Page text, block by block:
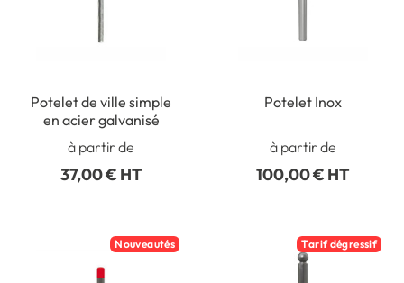
Potelet de ville simple
en acier galvanisé
à partir de
37,00 € HT
Potelet Inox
à partir de
100,00 € HT
Nouveautés Tarif dégressif